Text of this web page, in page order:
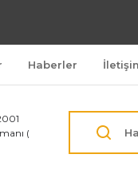
Haberler